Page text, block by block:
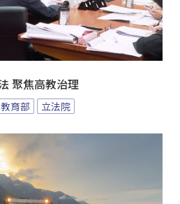
聚焦高教治理
教育部 立法院